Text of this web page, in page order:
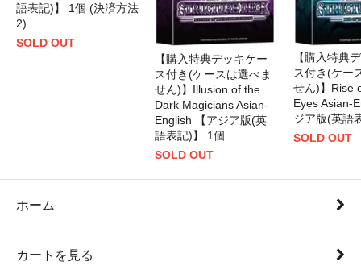
語表記)】 1個 (決済方法
2)
SOLD OUT
【購入特典デッキケー
ス付き(ケースは選べま
せん)】Illusion of the
Dark Magicians Asian-
English 【アジア版(英
語表記)】 1個
SOLD OUT
【購入特典
ス付き(ケー
せん)】Rise
Eyes Asian-
ジア版(英語
SOLD OUT
ホーム
カートを見る